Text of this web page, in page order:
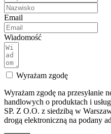
Email
Wiadomość
Wyrażam zgodę
Wyrażam zgodę na przesyłanie
handlowych o produktach i
SP. Z O.O. z siedzibą w
drogą elektroniczną na podany